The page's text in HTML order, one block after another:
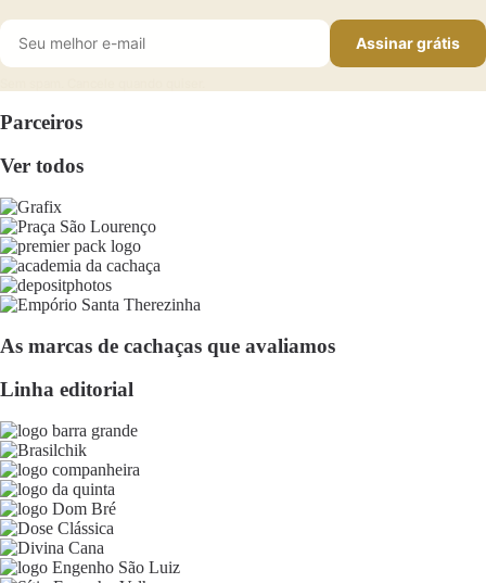
Assinar grátis
Parceiros
Ver todos
As marcas de cachaças que avaliamos
Linha editorial